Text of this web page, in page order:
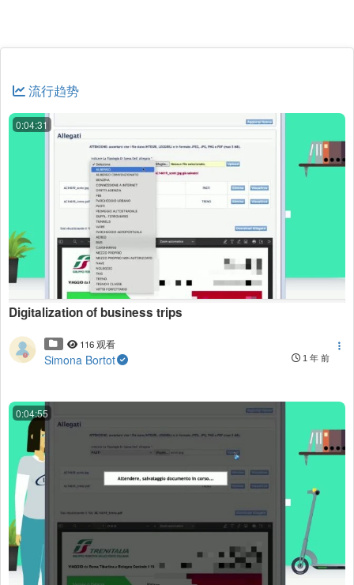
流行趋势
0:04:31
Digitalization of business trips
116 观看
Simona Bortot 1 年 前
0:04:55